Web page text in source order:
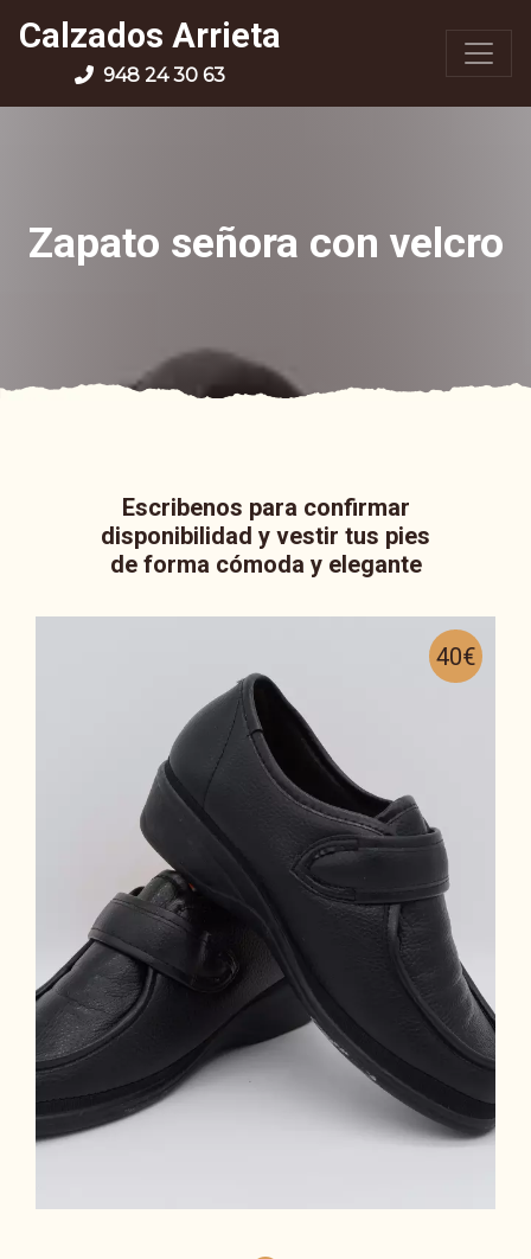
Calzados Arrieta
948 24 30 63
Zapato señora con velcro
Escribenos para confirmar
disponibilidad y vestir tus pies
de forma cómoda y elegante
40€